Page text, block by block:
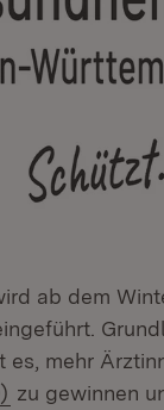
ab dem
in neuem
es, mehr
(Öffnet in
zu gewinnen